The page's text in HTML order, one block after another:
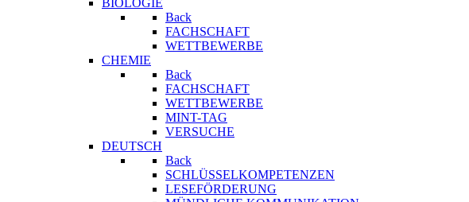
BIOLOGIE
Back
FACHSCHAFT
WETTBEWERBE
CHEMIE
Back
FACHSCHAFT
WETTBEWERBE
MINT-TAG
VERSUCHE
DEUTSCH
Back
SCHLÜSSELKOMPETENZEN
LESEFÖRDERUNG